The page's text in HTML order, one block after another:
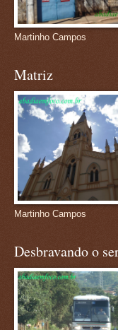
Martinho Campos
Matriz
Martinho Campos
Desbravando o